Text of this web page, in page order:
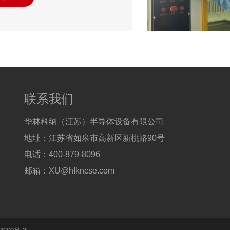
联系我们
华林科纳（江苏）半导体设备有限公司
地址：江苏省如皋市高新区新桃路90号
电话：400-879-8096
邮箱：XU@hIkncse.com